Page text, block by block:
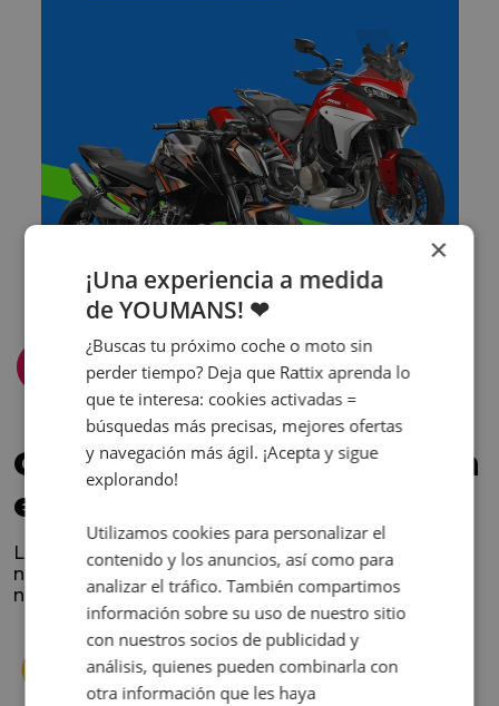
Filtra y ordena
Confía en los que nos han
elegido
La satisfacción y la experiencia de los clientes es
nuestra prioridad. Lee lo que opinan y conoce
nuestra historia.
×
¡Una experiencia a medida
de YOUMANS! ❤
¿Buscas tu próximo coche o moto sin
perder tiempo? Deja que Rattix aprenda lo
que te interesa: cookies activadas =
búsquedas más precisas, mejores ofertas
y navegación más ágil. ¡Acepta y sigue
explorando!
Utilizamos cookies para personalizar el
contenido y los anuncios, así como para
analizar el tráfico. También compartimos
información sobre su uso de nuestro sitio
con nuestros socios de publicidad y
análisis, quienes pueden combinarla con
otra información que les haya